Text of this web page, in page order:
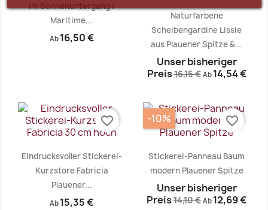
im Sonnenuntergang |
Maritime...
Ab 16,50 €
Vorschau
Naturfarbene
Scheibengardine Lissie
aus Plauener Spitze &...
Unser bisheriger
Preis16,15 € Ab 14,54 €
Eindrucksvoller Stickerei-
Kurzstore Fabricia
Plauener...
Ab 15,35 €
favorite_border
Stickerei-Panneau Baum
modern Plauener Spitze
Unser bisheriger
Preis14,10 € Ab 12,69 €
-10% favorite_border